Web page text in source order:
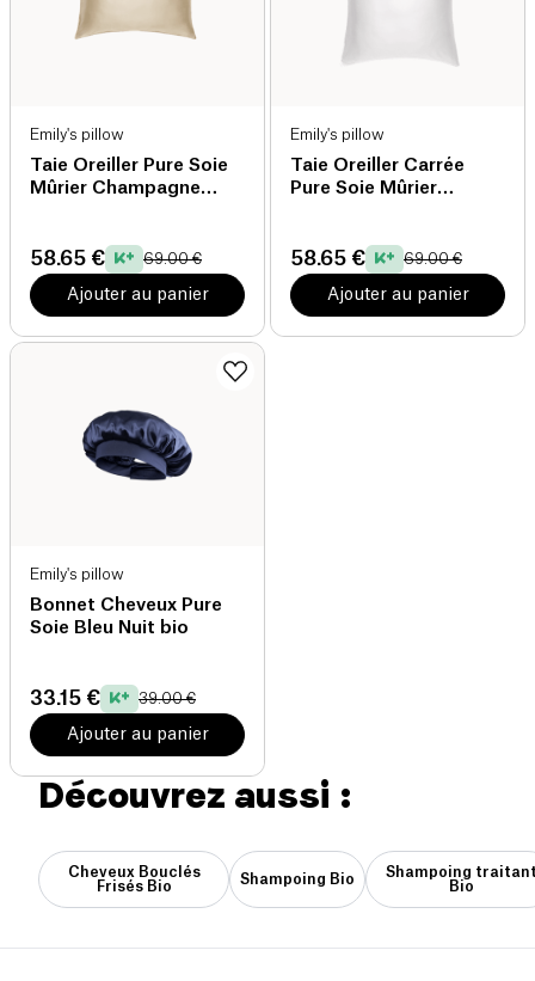
Emily's pillow
Taie Oreiller Pure Soie
Mûrier Champagne
58.65 € 69.00 €
Ajouter au panier
Emily's pillow
Taie Oreiller Carrée
Pure Soie Mûrier
58.65 € 69.00 €
Ajouter au panier
Emily's pillow
Bonnet Cheveux Pure
Soie Bleu Nuit bio
33.15 € 39.00 €
Ajouter au panier
Découvrez aussi :
Cheveux Bouclés
Frisés Bio
Shampoing Bio
Shampoing
Bio